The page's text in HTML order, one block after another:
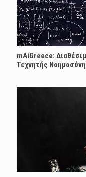
mAiGreece:
Τεχνητής